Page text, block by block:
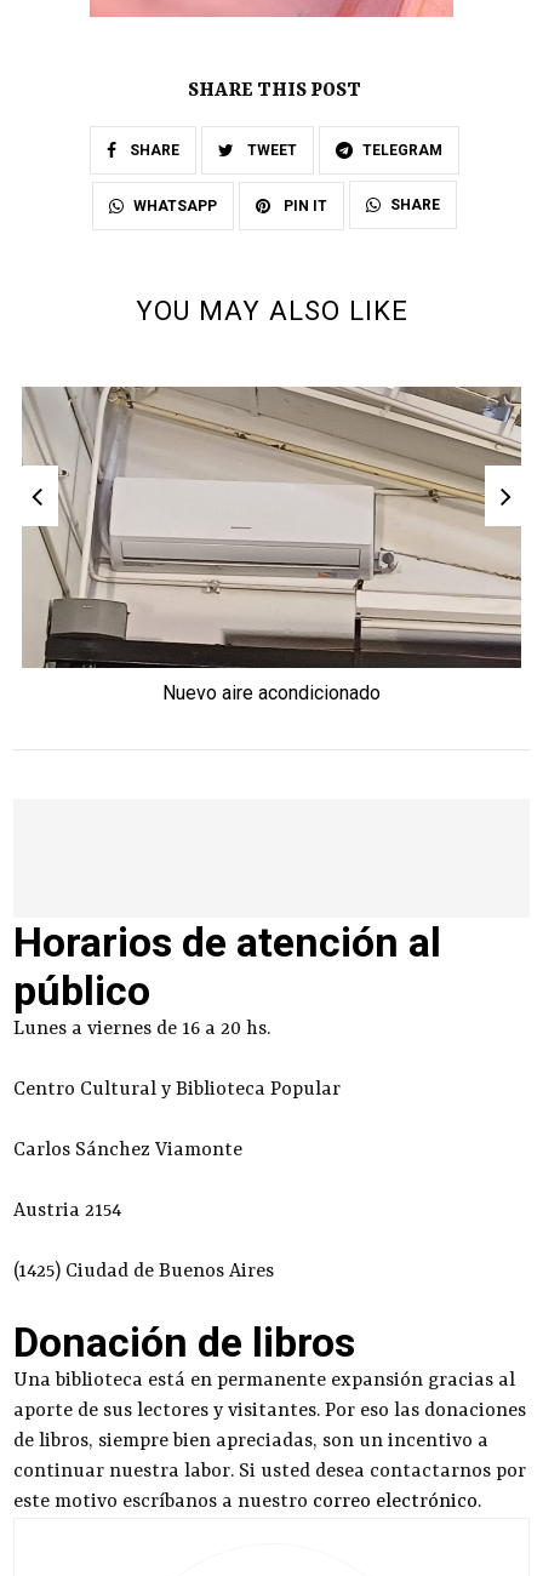
SHARE THIS POST
SHARE TWEET TELEGRAM
WHATSAPP PIN IT SHARE
YOU MAY ALSO LIKE
Nuevo aire acondicionado
Horarios de atención al
público
Lunes a viernes de 16 a 20 hs.
Centro Cultural y Biblioteca Popular
Carlos Sánchez Viamonte
Austria 2154
(1425) Ciudad de Buenos Aires
Donación de libros
Una biblioteca está en permanente expansión gracias al
aporte de sus lectores y visitantes. Por eso las donaciones
de libros, siempre bien apreciadas, son un incentivo a
continuar nuestra labor. Si usted desea contactarnos por
este motivo escríbanos a nuestro correo electrónico.